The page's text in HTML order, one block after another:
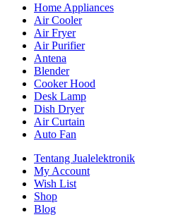
Home Appliances
Air Cooler
Air Fryer
Air Purifier
Antena
Blender
Cooker Hood
Desk Lamp
Dish Dryer
Air Curtain
Auto Fan
Tentang Jualelektronik
My Account
Wish List
Shop
Blog